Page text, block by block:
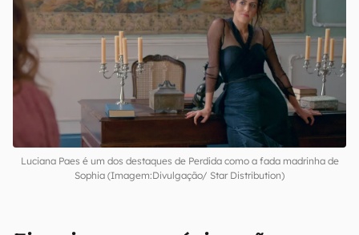
Luciana Paes é um dos destaques de Perdida como a fada madrinha de
Sophia (Imagem:Divulgação/ Star Distribution)